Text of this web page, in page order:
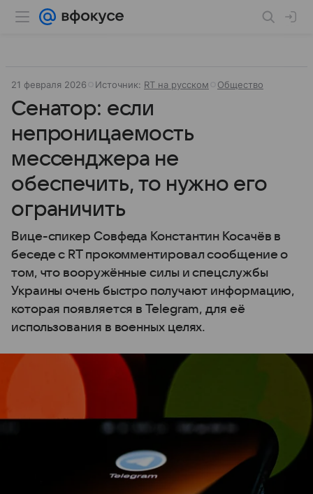
21 февраля 2026 Источник: RT на русском Общество
Сенатор: если
непроницаемость
мессенджера не
обеспечить, то нужно его
ограничить
Вице-спикер Совфеда Константин Косачёв в
беседе с RT прокомментировал сообщение о
том, что вооружённые силы и спецслужбы
Украины очень быстро получают информацию,
которая появляется в Telegram, для её
использования в военных целях.